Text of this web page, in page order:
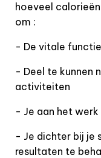
hoeveel
om :
- De vitale
- Deel te kunnen
activiteiten
- Je aan het werk
- Je dichter bij je
resultaten te